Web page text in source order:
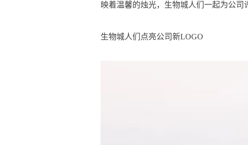
映着温馨的烛光，生物城人们一起为公司
生物城人们点亮公司新LOGO